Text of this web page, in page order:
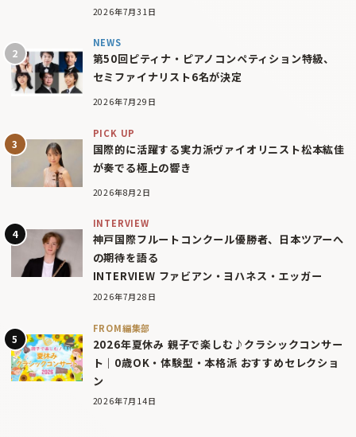
2026年7月31日
NEWS
第50回ピティナ・ピアノコンペティション特級、
セミファイナリスト6名が決定
2026年7月29日
PICK UP
国際的に活躍する実力派ヴァイオリニスト松本紘佳
が奏でる極上の響き
2026年8月2日
INTERVIEW
神戸国際フルートコンクール優勝者、日本ツアーへ
の期待を語る
INTERVIEW ファビアン・ヨハネス・エッガー
2026年7月28日
FROM編集部
2026年夏休み 親子で楽しむ♪クラシックコンサー
ト｜0歳OK・体験型・本格派 おすすめセレクショ
ン
2026年7月14日